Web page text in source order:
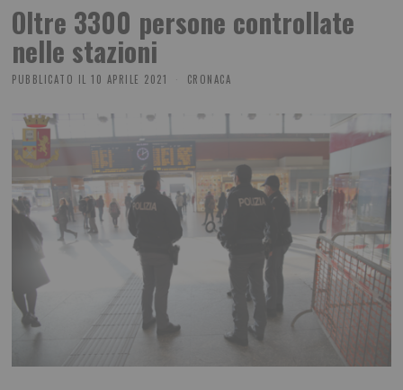
Oltre 3300 persone controllate
nelle stazioni
PUBBLICATO IL 10 APRILE 2021 CRONACA